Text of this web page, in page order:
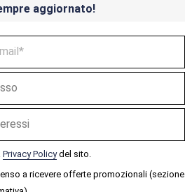
aggiornato!
Privacy Policydel sito.
a ricevere offerte promozionali (sezione